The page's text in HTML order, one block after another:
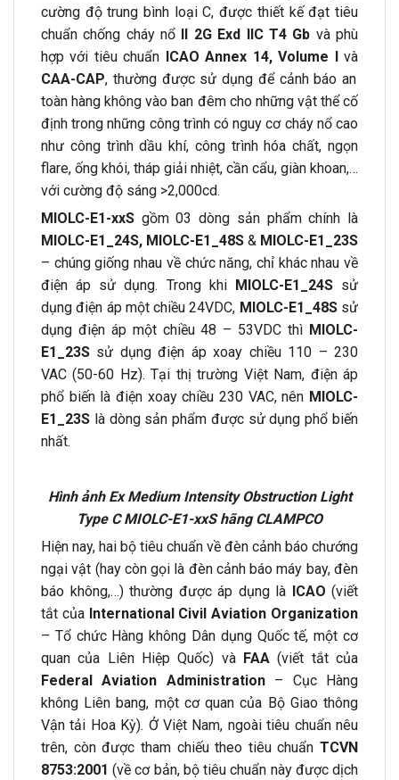
cường độ trung bình loại C, được thiết kế đạt tiêu
chuẩn chống cháy nổ
II 2G Exd IIC T4 Gb và phù
hợp với tiêu chuẩn
ICAO Annex 14, Volume Ivà
CAA-CAP, thường được sử dụng để cảnh báo an
toàn hàng không vào ban đêm cho những vật thể cố
định trong những công trình có nguy cơ cháy nổ cao
như công trình dầu khí, công trình hóa chất, ngọn
flare, ống khói, tháp giải nhiệt, cần cẩu, giàn khoan,…
với cường độ sáng >2,000cd.
MIOLC-E1-xxS gồm 03 dòng sản phẩm chính là
MIOLC-E1_24S, MIOLC-E1_48S & MIOLC-E1_23S
– chúng giống nhau về chức năng, chỉ khác nhau về
điện áp sử dụng. Trong khi
MIOLC-E1_24Ssử
dụng điện áp một chiều 24VDC, MIOLC-E1_48Ssử
dụng điện áp một chiều 48 – 53VDC thì MIOLC-
E1_23S sử dụng điện áp xoay chiều 110 – 230
VAC (50-60 Hz). Tại thị trường Việt Nam, điện áp
phổ biến là điện xoay chiều 230 VAC, nên MIOLC-
E1_23S là dòng sản phẩm được sử dụng phổ biến
nhất.
Hình ảnh Ex Medium Intensity Obstruction Light
Type CMIOLC-E1-xxShãng CLAMPCO
Hiện nay, hai bộ tiêu chuẩn về đèn cảnh báo chướng
ngại vật (hay còn gọi là đèn cảnh báo máy bay, đèn
báo không,…) thường được áp dụng là
ICAO (viết
tắt của International Civil Aviation Organization
– Tổ chức Hàng không Dân dụng Quốc tế, một cơ
quan của Liên Hiệp Quốc) và FAA (viết tắt của
Federal Aviation Administration– Cục Hàng
không Liên bang, một cơ quan của Bộ Giao thông
Vận tải Hoa Kỳ). Ở Việt Nam, ngoài tiêu chuẩn nêu
trên, còn được tham chiếu theo tiêu chuẩn TCVN
8753:2001 (về cơ bản, bộ tiêu chuẩn này được dịch